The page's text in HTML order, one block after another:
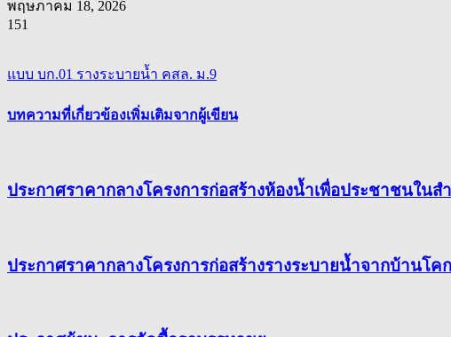
พฤษภาคม 18, 2026
151
แบบ บก.01 รางระบายน้ำ คสล. ม.9
บทความที่เกี่ยวข้องเพิ่มเติมจากผู้เขียน
ประกาศราคากลางโครงการก่อสร้างห้องน้ำเพื่อประชาชนใน
ประกาศราคากลางโครงการก่อสร้างรางระบายน้ำจากบ้านโ